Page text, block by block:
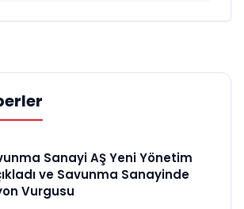
Sanayi AŞ Yeni Yönetim
ve Savunma Sanayinde
Vurgusu